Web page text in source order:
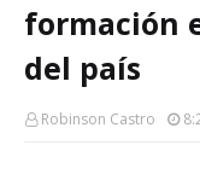
formación
del país
Robinson Castro